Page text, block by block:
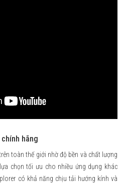
hãng
toàn thế giới nhờ độ bền và chất lượng
chọn tối ưu cho nhiều ứng dụng khác
có khả năng chịu tải hướng kính và